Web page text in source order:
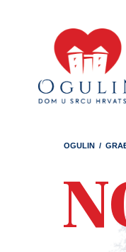
OGULIN /